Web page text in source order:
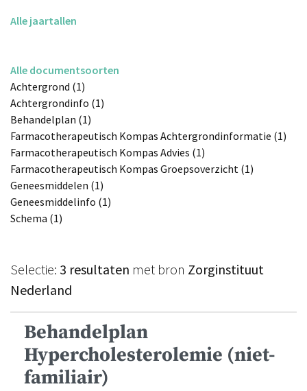
Alle jaartallen
Alle documentsoorten
Achtergrond (1)
Achtergrondinfo (1)
Behandelplan (1)
Farmacotherapeutisch Kompas Achtergrondinformatie (1)
Farmacotherapeutisch Kompas Advies (1)
Farmacotherapeutisch Kompas Groepsoverzicht (1)
Geneesmiddelen (1)
Geneesmiddelinfo (1)
Schema (1)
Selectie: 3 resultaten met bron Zorginstituut
Nederland
Behandelplan
Hypercholesterolemie (niet-
familiair)